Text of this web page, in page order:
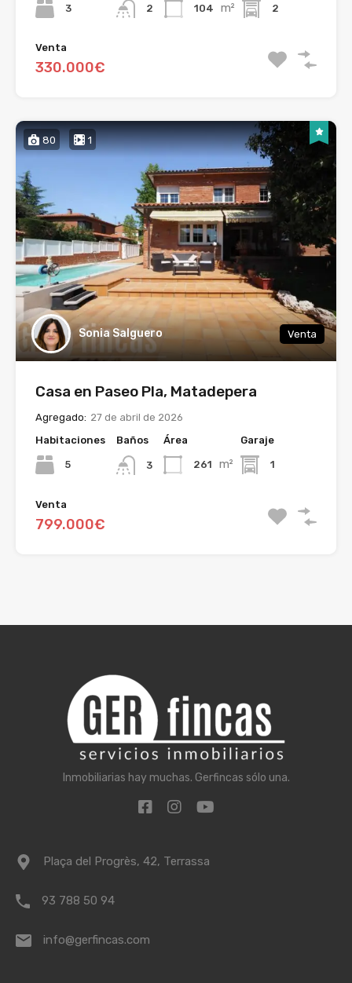
3 2 104 m² 2
Venta
330.000€
80 1
Sonia Salguero Venta
Casa en Paseo Pla, Matadepera
Agregado: 27 de abril de 2026
Habitaciones
5
Baños
3
Área
261 m²
Garaje
1
Venta
799.000€
Inmobiliarias hay muchas. Gerfincas sólo una.
Plaça del Progrès, 42, Terrassa
93 788 50 94
info@gerfincas.com